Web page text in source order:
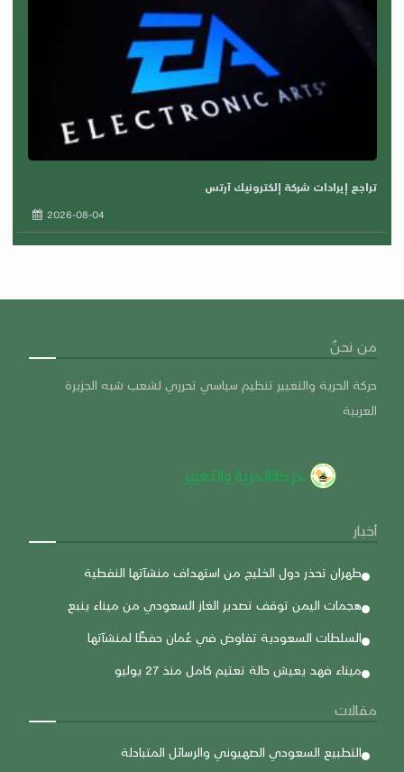
تراجع إيرادات شركة إلكترونيك آرتس
2026-08-04
من نحنٌ
حركة الحرية والتغيير تنظيم سياسي تحرري لشعب شبه الجزيرة
العربية
أخبار
طهران تحذر دول الخليج من استهداف منشآتها النفطية
هجمات اليمن توقف تصدير الغاز السعودي من ميناء ينبع
السلطات السعودية تفاوض في عُمان حفظًا لمنشآتها
ميناء فهد يعيش حالة تعتيم كامل منذ 27 يوليو
مقالات
التطبيع السعودي الصهيوني والرسائل المتبادلة